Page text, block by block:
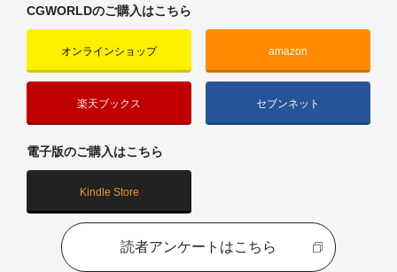
CGWORLDのご購入はこちら
オンラインショップ amazon
楽天ブックス セブンネット
電子版のご購入はこちら
Kindle Store
読者アンケートはこちら